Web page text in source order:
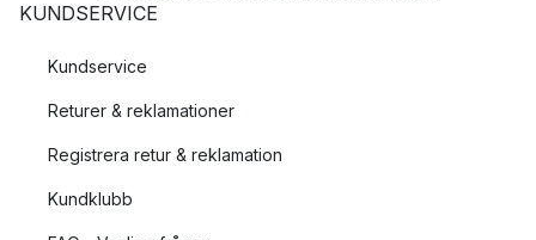
KUNDSERVICE
Kundservice
Returer & reklamationer
Registrera retur & reklamation
Kundklubb